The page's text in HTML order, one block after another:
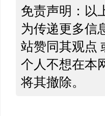
免责声明：以
为传递更多信
站赞同其观点
个人不想在本
将其撤除。